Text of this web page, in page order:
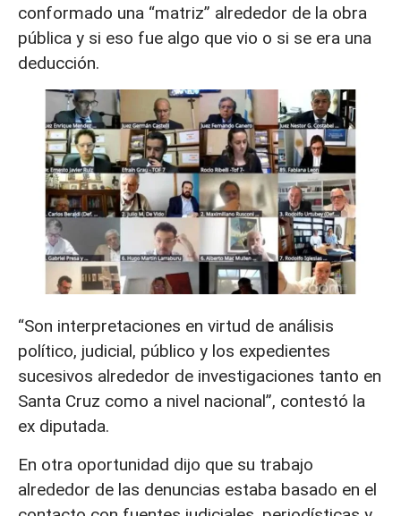
conformado una “matriz” alrededor de la obra
pública y si eso fue algo que vio o si se era una
deducción.
“Son interpretaciones en virtud de análisis
político, judicial, público y los expedientes
sucesivos alrededor de investigaciones tanto en
Santa Cruz como a nivel nacional”, contestó la
ex diputada.
En otra oportunidad dijo que su trabajo
alrededor de las denuncias estaba basado en el